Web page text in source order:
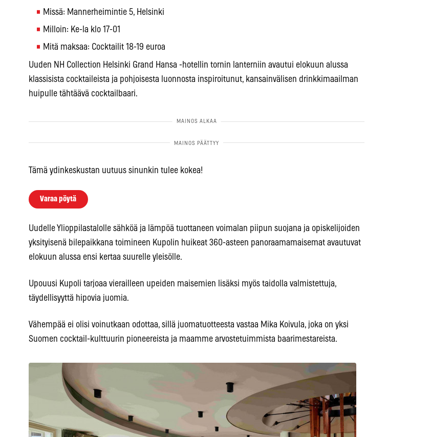
Missä: Mannerheimintie 5, Helsinki
Milloin: Ke-la klo 17-01
Mitä maksaa: Cocktailit 18-19 euroa
Uuden NH Collection Helsinki Grand Hansa -hotellin tornin lanterniin avautui elokuun alussa
klassisista cocktaileista ja pohjoisesta luonnosta inspiroitunut, kansainvälisen drinkkimaailman
huipulle tähtäävä cocktailbaari.
Tämä ydinkeskustan uutuus sinunkin tulee kokea!
Varaa pöytä
Uudelle Ylioppilastalolle sähköä ja lämpöä tuottaneen voimalan piipun suojana ja opiskelijoiden
yksityisenä bilepaikkana toimineen Kupolin huikeat 360-asteen panoraamamaisemat avautuvat
elokuun alussa ensi kertaa suurelle yleisölle.
Upouusi Kupoli tarjoaa vierailleen upeiden maisemien lisäksi myös taidolla valmistettuja,
täydellisyyttä hipovia juomia.
Vähempää ei olisi voinutkaan odottaa, sillä juomatuotteesta vastaa Mika Koivula, joka on yksi
Suomen cocktail-kulttuurin pioneereista ja maamme arvostetuimmista baarimestareista.